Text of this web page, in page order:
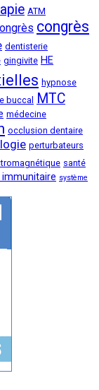
ATM
congrès
dentisterie
gingivite HE
hypnose
buccal MTC
médecine
occlusion dentaire
perturbateurs
santé
système